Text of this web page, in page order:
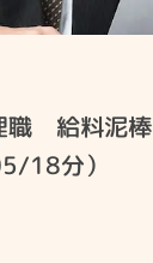
職 給料泥棒
18分）